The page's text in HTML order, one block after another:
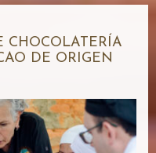
CHOCOLATERÍA
DE ORIGEN